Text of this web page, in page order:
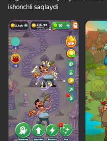
ishonchli saqlaydi